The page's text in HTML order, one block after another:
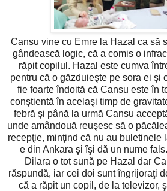
Cansu vine cu Emre la Hazal ca să
gândească logic, că a comis o
răpit copilul. Hazal este cumva
pentru că o găzduieşte pe sora ei şi
fie foarte îndoită că Cansu este în
conştientă în acelaşi timp de
febră şi până la urmă Cansu
unde amândouă reuşesc să o
recepţie, minţind că nu au buletinele
e din Ankara şi îşi dă un nume
Dilara o tot sună pe Hazal dar
răspundă, iar cei doi sunt îngrijoraţi
că a răpit un copil, de la televizor,